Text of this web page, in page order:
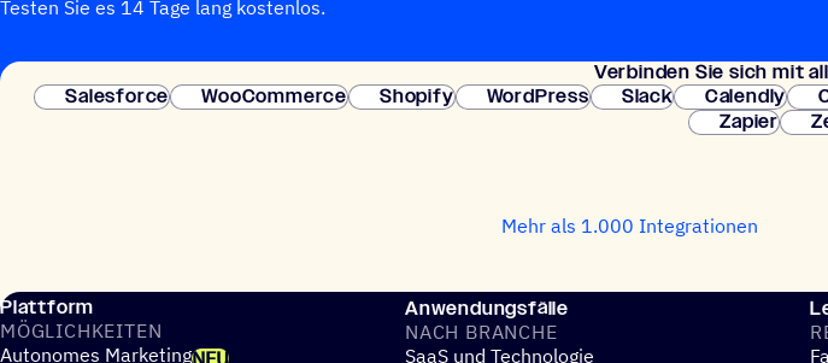
Testen Sie es 14 Tage lang kostenlos.
Verbin­den Sie sich mit
Salesforce
WooCommerce Shopify WordPress Slack Calendly
Zapier
Mehr als 1.000 Integrationen
Plattform
MÖGLICH­KEI­TEN
Autonomes MarketingNEU
Anwendungsfälle
NACH BRANCHE
SaaS und Technologie